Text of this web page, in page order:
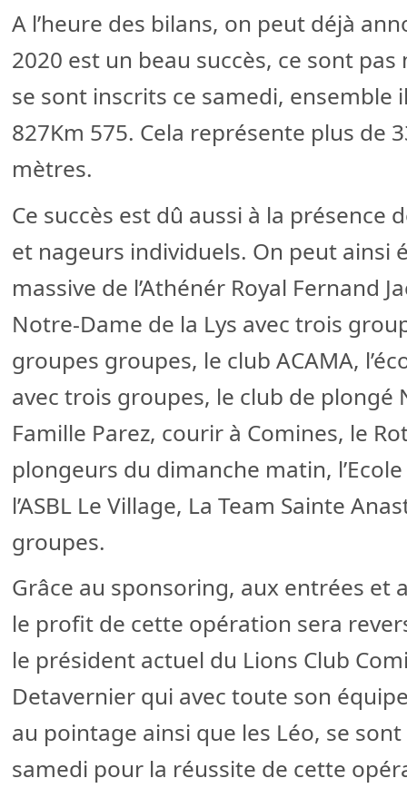
A l’heure des bilans, on peut déjà
2020 est un beau succès, ce sont
se sont inscrits ce samedi, ensemble
827Km 575. Cela représente plus de
mètres.
Ce succès est dû aussi à la présence
et nageurs individuels. On peut ainsi
massive de l’Athénér Royal Fernand
Notre-Dame de la Lys avec trois
groupes groupes, le club ACAMA,
avec trois groupes, le club de plongé
Famille Parez, courir à Comines, le
plongeurs du dimanche matin,
l’ASBL Le Village, La Team Sainte
groupes.
Grâce au sponsoring, aux entrées et
le profit de cette opération sera
le président actuel du Lions Club
Detavernier qui avec toute son
au pointage ainsi que les Léo, se
samedi pour la réussite de cette